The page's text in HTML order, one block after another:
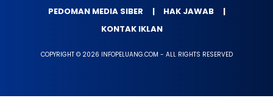
PEDOMAN MEDIA SIBER
HAK JAWAB
KONTAK IKLAN
COPYRIGHT © 2026 INFOPELUANG.COM - ALL RIGHTS RESERVED